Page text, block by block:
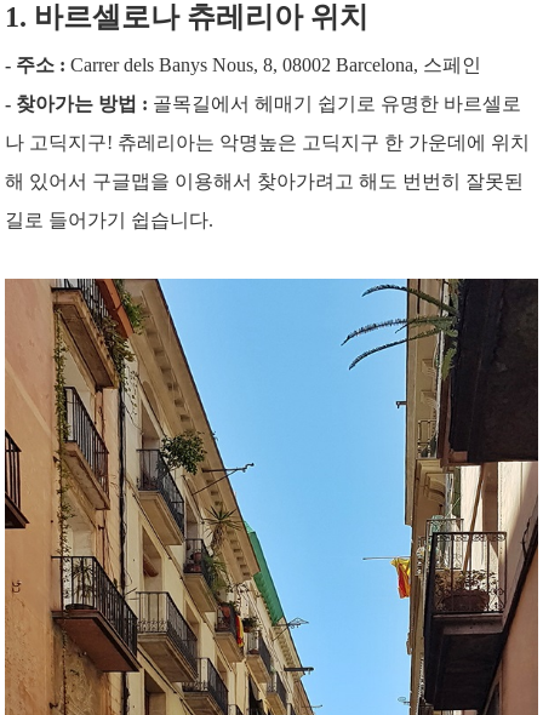
1. 바르셀로나 츄레리아 위치
- 주소 : Carrer dels Banys Nous, 8, 08002 Barcelona, 스페인
- 찾아가는 방법 : 골목길에서 헤매기 쉽기로 유명한 바르셀로
나 고딕지구! 츄레리아는 악명높은 고딕지구 한 가운데에 위치
해 있어서 구글맵을 이용해서 찾아가려고 해도 번번히 잘못된
길로 들어가기 쉽습니다.